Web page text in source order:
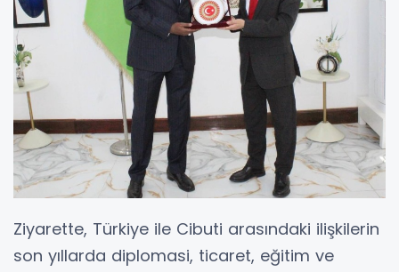
Ziyarette, Türkiye ile Cibuti arasındaki ilişkilerin
son yıllarda diplomasi, ticaret, eğitim ve